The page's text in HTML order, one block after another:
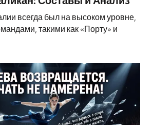
всегда был на высоком уровне,
такими как «Порту» и